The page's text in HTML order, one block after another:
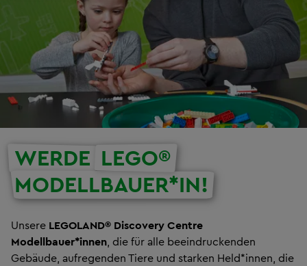
WERDE LEGO®
MODELLBAUER*IN!
Unsere LEGOLAND® Discovery Centre
Modellbauer*innen, die für alle beeindruckenden
Gebäude, aufregenden Tiere und starken Held*innen, die